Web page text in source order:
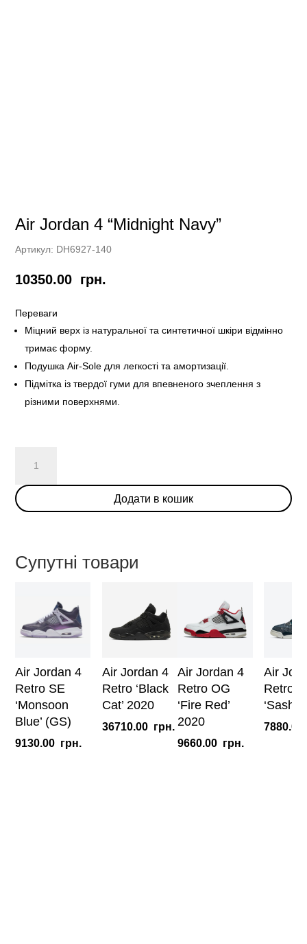
Air Jordan 4 “Midnight Navy”
Артикул: DH6927-140
10350.00 грн.
Переваги
Міцний верх із натуральної та синтетичної шкіри відмінно
тримає форму.
Подушка Air-Sole для легкості та амортизації.
Підмітка із твердої гуми для впевненого зчеплення з
різними поверхнями.
Jordan
4
"Midnight
Додати в кошик
Супутні товари
Air Jordan 4
Retro SE
‘Monsoon
Blue’ (GS)
9130.00 грн.
Air Jordan 4
Retro ‘Black
Cat’ 2020
36710.00 грн.
Air Jordan 4
Retro OG
‘Fire Red’
2020
9660.00 грн.
Air
Retro
7880.00